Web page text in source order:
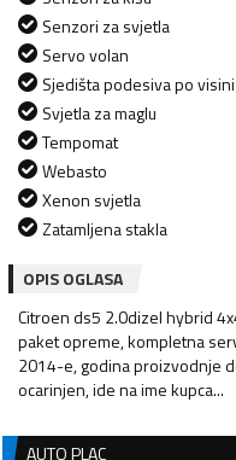
Senzori za svjetla
Servo volan
Sjedišta podesiva po visini
Svjetla za maglu
Tempomat
Webasto
Xenon svjetla
Zatamljena stakla
OPIS OGLASA
Citroen ds5 2.0dizel hybrid
paket opreme, kompletna
2014-e, godina proizvodnje
ocarinjen, ide na ime kupca...
AUTO PLAC